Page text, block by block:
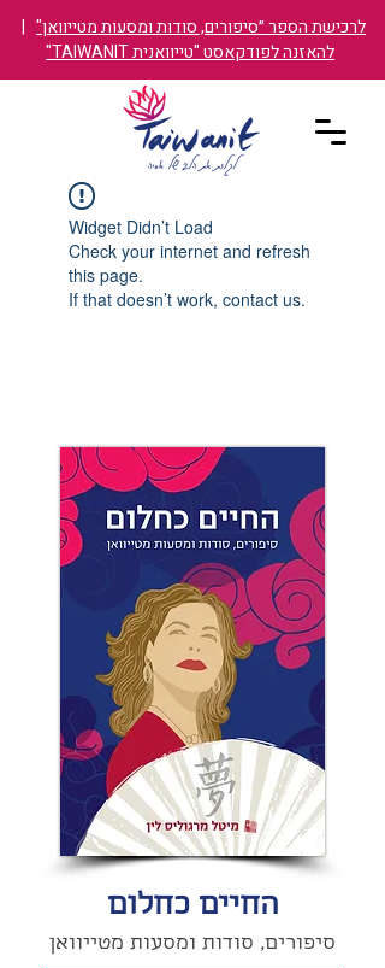
לרכישת הספר ״סיפורים, סודות ומסעות מטייוואן" |
להאזנה לפודקאסט "טייוואנית TAIWANIT"
Widget Didn’t Load
Check your internet and refresh
this page.
If that doesn’t work, contact us.
החיים כחלום
סיפורים, סודות ומסעות מטייוואן